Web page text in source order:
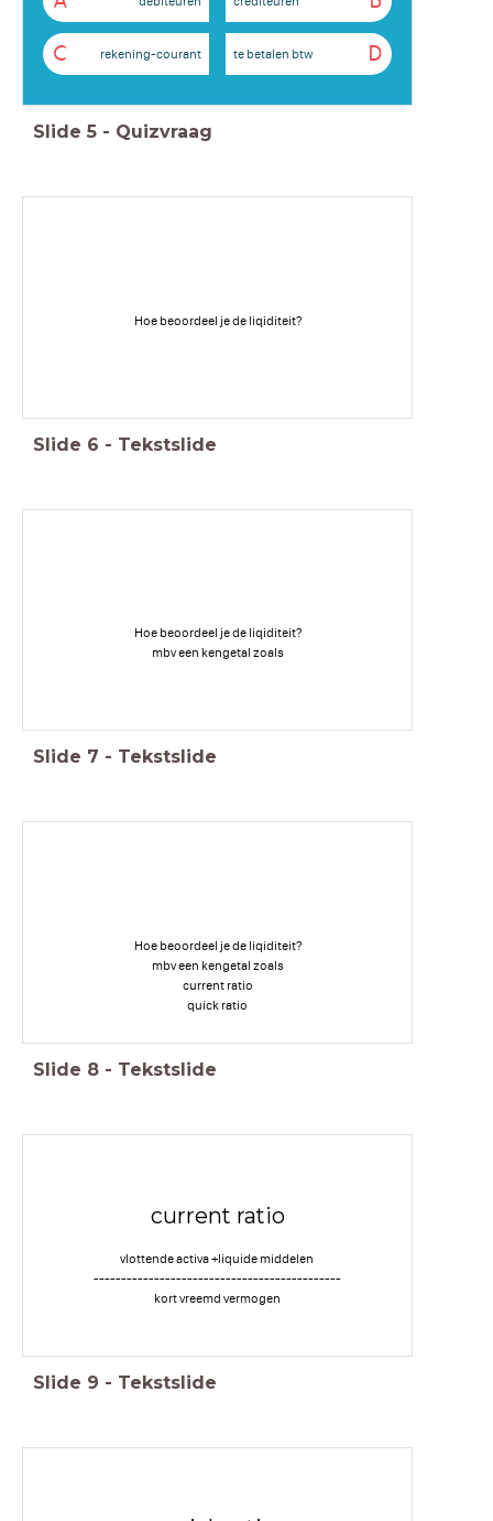
C rekening-courant D
te betalen btw
Slide 5 - Quizvraag
Hoe beoordeel je de liqiditeit?
Slide 6 - Tekstslide
Hoe beoordeel je de liqiditeit?
mbv een kengetal zoals
Slide 7 - Tekstslide
Hoe beoordeel je de liqiditeit?
mbv een kengetal zoals
current ratio
quick ratio
Slide 8 - Tekstslide
current ratio
vlottende activa +liquide middelen
---------------------------------------------
kort vreemd vermogen
Slide 9 - Tekstslide